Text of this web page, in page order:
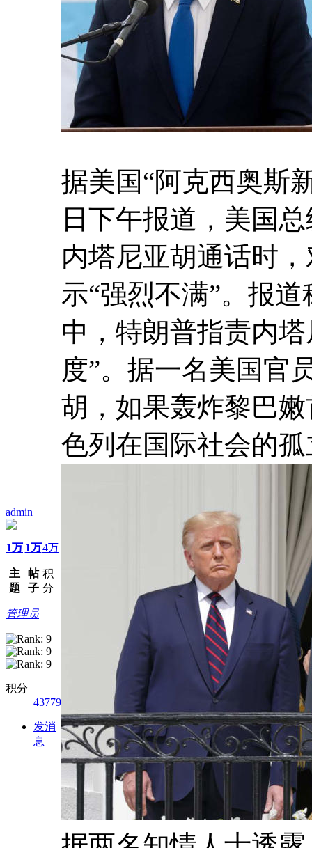
admin
1万
主
题
1万
帖
子
4万
积
分
管理员
积分
43779
发消
息
据美国“阿克西奥斯
日下午报道，美国
内塔尼亚胡通话时
示“强烈不满”。报
中，特朗普指责内
度”。据一名美国官
胡，如果轰炸黎巴
色列在国际社会的孤